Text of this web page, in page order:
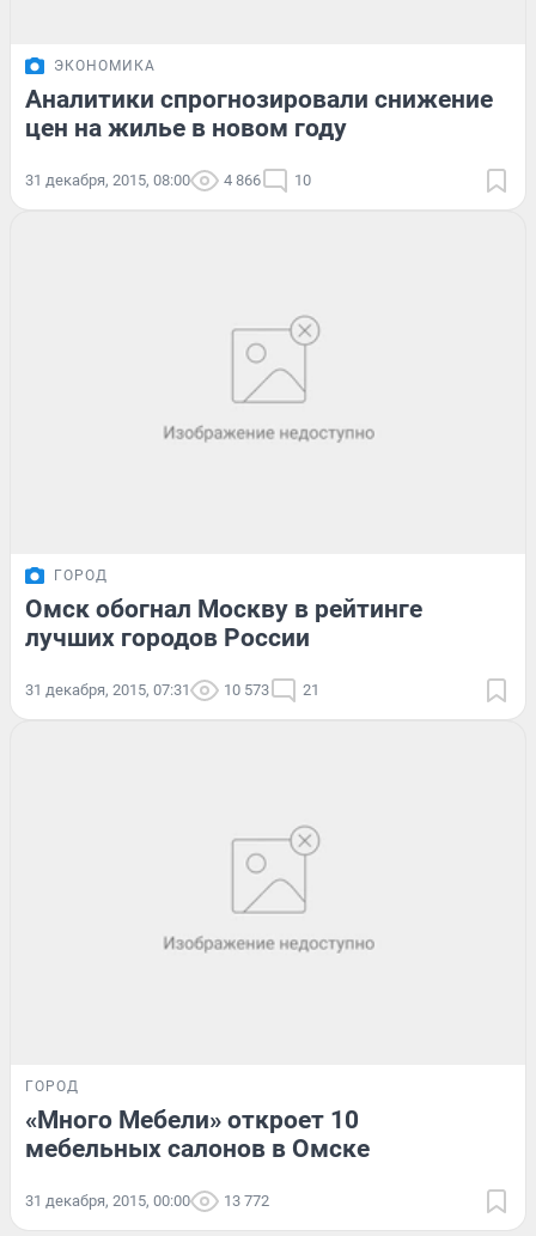
ЭКОНОМИКА
Аналитики спрогнозировали снижение
цен на жилье в новом году
31 декабря, 2015, 08:00 4 866 10
ГОРОД
Омск обогнал Москву в рейтинге
лучших городов России
31 декабря, 2015, 07:31 10 573 21
ГОРОД
«Много Мебели» откроет 10
мебельных салонов в Омске
31 декабря, 2015, 00:00 13 772